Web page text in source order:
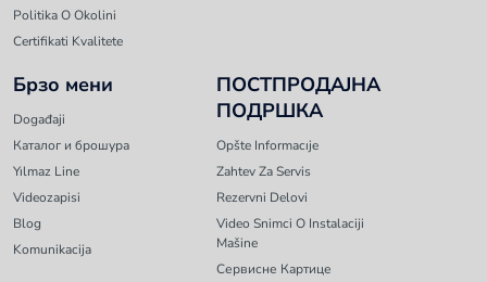
Politika O Okolini
Certifikati Kvalitete
Брзо мени
Događaji
Каталог и брошура
Yılmaz Line
Videozapisi
Blog
Komunikacija
ПОСТПРОДАЈНА
ПОДРШКА
Opšte Informacıje
Zahtev Za Servis
Rezervni Delovi
Video Snimci O Instalaciji
Mašine
Сервисне Картице